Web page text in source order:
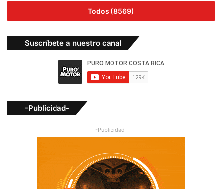
Todos (8569)
Suscríbete a nuestro canal
-Publicidad-
-Publicidad-